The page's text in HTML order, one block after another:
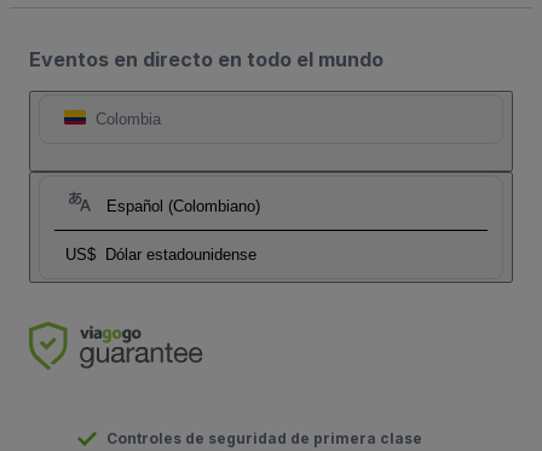
Eventos en directo en todo el mundo
Colombia
Español (Colombiano)
US$ Dólar estadounidense
Controles de seguridad de primera clase